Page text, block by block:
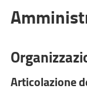
Articolazione